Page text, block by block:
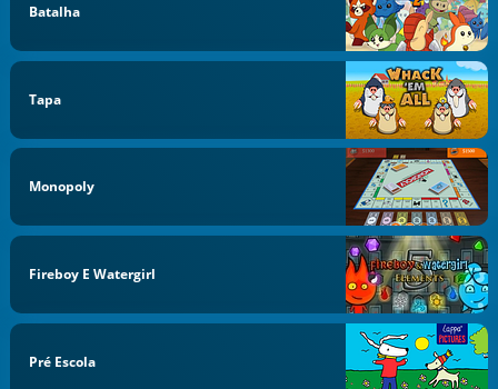
Batalha
Tapa
Monopoly
Fireboy E Watergirl
Pré Escola